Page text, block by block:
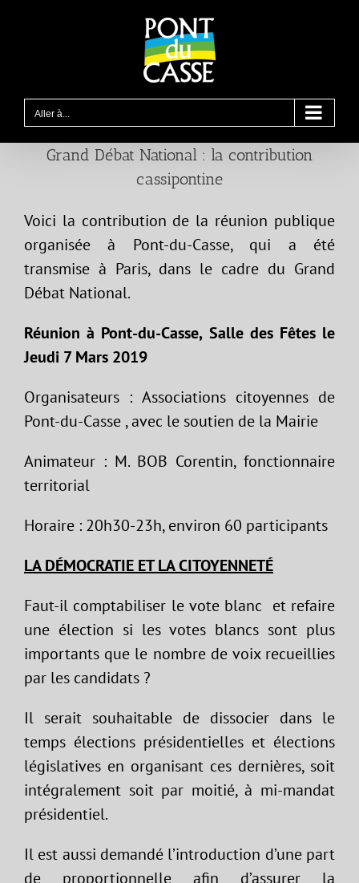
Aller à...
Grand Débat National : la contribution
cassipontine
Voici la contribution de la réunion publique
organisée à Pont-du-Casse, qui a été
transmise à Paris, dans le cadre du Grand
Débat National.
Réunion à Pont-du-Casse, Salle des Fêtes le
Jeudi 7 Mars 2019
Organisateurs : Associations citoyennes de
Pont-du-Casse , avec le soutien de la Mairie
Animateur : M. BOB Corentin, fonctionnaire
territorial
Horaire : 20h30-23h, environ 60 participants
LA DÉMOCRATIE ET LACITOYENNETÉ
Faut-il comptabiliser le vote blanc et refaire
une élection si les votes blancs sont plus
importants que le nombre de voix recueillies
par les candidats ?
Il serait souhaitable de dissocier dans le
temps élections présidentielles et élections
législatives en organisant ces dernières, soit
intégralement soit par moitié, à mi-mandat
présidentiel.
Il est aussi demandé l’introduction d’une part
de proportionnelle afin d’assurer la